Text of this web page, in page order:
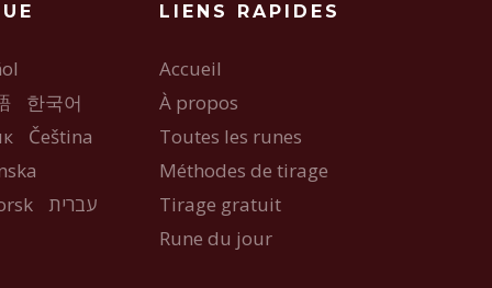
한국어
Čeština
עברית
LIENS RAPIDES
Accueil
À propos
Toutes les runes
Méthodes de tirage
Tirage gratuit
Rune du jour